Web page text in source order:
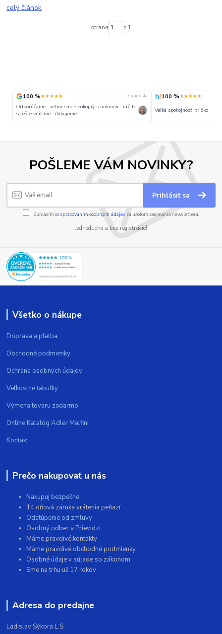
celý článok
strana z 1
100 %★★★★★ 7. augusta
Odporúčame...veľmi sme spokojný s mikinou ..určite
sa ešte vrátime...ďakujeme
100 %★★★★★
Veľká spokojnosť, tričko
POŠLEME VÁM NOVINKY?
Prihlásiť sa
Súhlasím sospracovaním osobných údajov za účelom zasielania newslettera.
Jednoducho a bez registrácie!
Všetko o nákupe
Doprava a platba
Obchodné podmienky
Ochrana osobných údajov
Veľkostné tabuľky
Výmena tovaru zadarmo
Online Katalóg Adler Malfini
Kontakt
Prečo nakupovať u nás
Nakupuj bezpečne
14 dňová záruka vrátenia peňazí
Odstúpenie od zmluvy
Osobný odber v Prievidzi
Máme pravdivé kontakty
Máme pravdivé obchodné podmienky
Osobné údaje v súlade so zákonom
Sme na trhu už 17 rokov
Adresa do predajne
Ladislav Sýkora L.S.